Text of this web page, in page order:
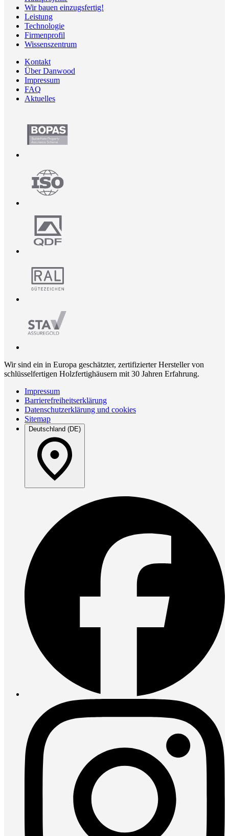
Wir bauen einzugsfertig!
Leistung
Technologie
Firmenprofil
Wissenszentrum
Kontakt
Über Danwood
Impressum
FAQ
Aktuelles
Wir sind ein in Europa geschätzter, zertifizierter Hersteller von
schlüsselfertigen Holzfertighäusern mit 30 Jahren Erfahrung.
Impressum
Barrierefreiheitserklärung
Datenschutzerklärung und cookies
Sitemap
Deutschland (DE)